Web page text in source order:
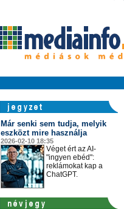
Már senki sem tudja, melyik
eszközt mire használja
2026-02-10 18:35
Véget ért az AI-
"ingyen ebéd":
reklámokat kap a
ChatGPT.